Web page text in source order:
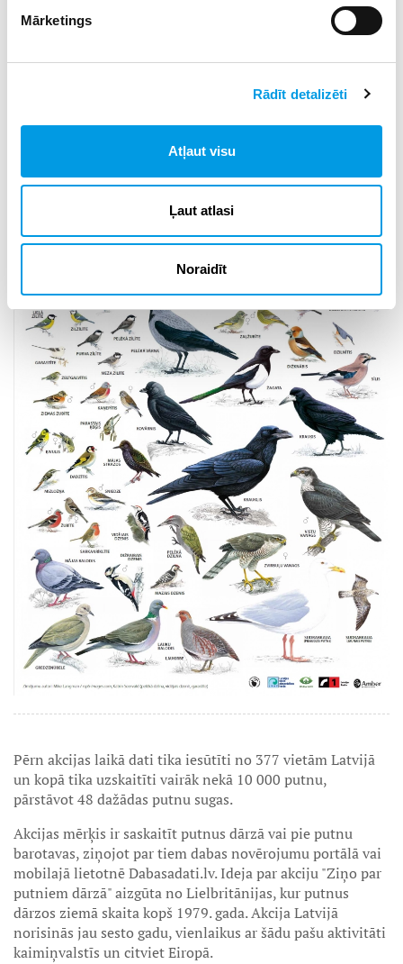
Mārketings
Rādīt detalizēti
Atļaut visu
Ļaut atlasi
Noraidīt
vietā.
putnu skaitu. Akcijas mērķis ir noskaidrot, cik un kādi
putni ziemas laikā sastopami apdzīvotās vietās.
Pērn akcijas laikā dati tika iesūtīti no 377 vietām Latvijā
un kopā tika uzskaitīti vairāk nekā 10 000 putnu,
pārstāvot 48 dažādas putnu sugas.
Akcijas mērķis ir saskaitīt putnus dārzā vai pie putnu
barotavas, ziņojot par tiem dabas novērojumu portālā vai
mobilajā lietotnē Dabasadati.lv. Ideja par akciju "Ziņo par
putniem dārzā" aizgūta no Lielbritānijas, kur putnus
dārzos ziemā skaita kopš 1979. gada. Akcija Latvijā
norisinās jau sesto gadu, vienlaikus ar šādu pašu aktivitāti
kaimiņvalstīs un citviet Eiropā.